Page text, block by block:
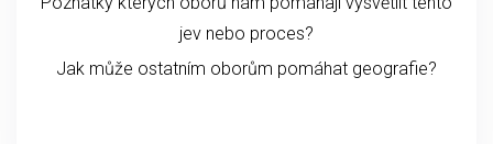
jev nebo proces?
Jak může ostatním oborům pomáhat geografie?